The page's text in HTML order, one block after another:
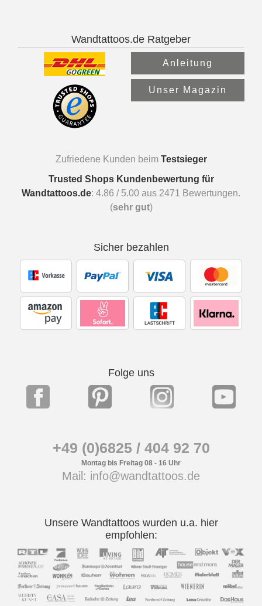
Wandtattoos.de Ratgeber
Anleitung
Unser Magazin
Zufriedene Kunden beim Testsieger
Trusted Shops Kundenbewertung für
Wandtattoos.de: 4.86 / 5.00 aus 2471
Bewertungen.
(sehr gut)
Sicher bezahlen
Folge uns
+49 (0)6825 / 404 92 70
Montag bis Freitag 08 - 16 Uhr
Mail: info@wandtattoos.de
Unsere Wandtattoos wurden u.a. hier
empfohlen: